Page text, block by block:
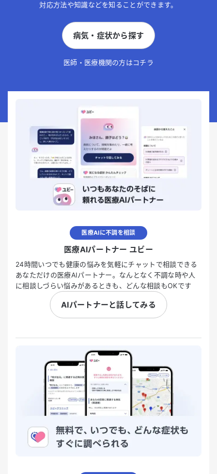
対応方法や知識などを知ることができます。
病気・症状から探す
医師・医療機関の方はコチラ
医療AIに不調を相談
医療AIパートナー ユビー
24時間いつでも健康の悩みを気軽にチャットで相談できる
あなただけの医療AIパートナー。なんとなく不調な時や人
に相談しづらい悩みがあるときも、どんな相談もOKです
AIパートナーと話してみる